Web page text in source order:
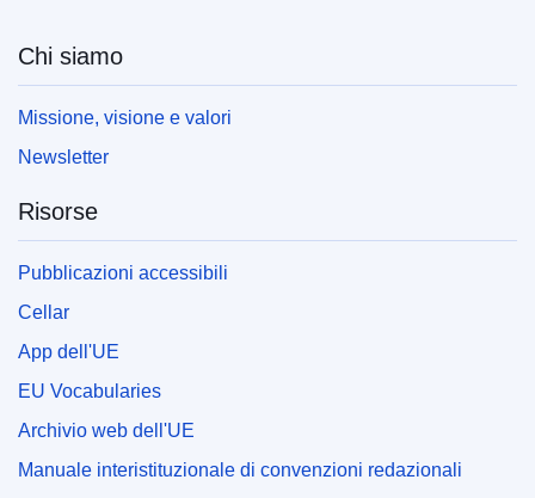
Chi siamo
Missione, visione e valori
Newsletter
Risorse
Pubblicazioni accessibili
Cellar
App dell'UE
EU Vocabularies
Archivio web dell'UE
Manuale interistituzionale di convenzioni redazionali